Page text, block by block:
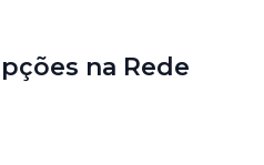
na Rede